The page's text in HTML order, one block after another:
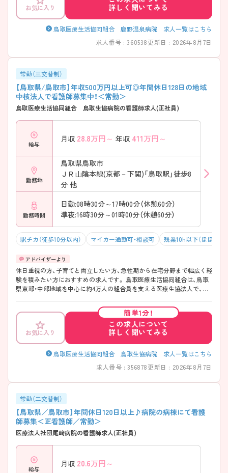
手当など福利厚生が充実しており、育児休業・介護休業・看護休暇の取得
実績もあります。 病棟・外来・手術室・透析室・訪問看護と幅広い配属先が
あり、ご家庭の事情による夜勤回数や働き方の相談にも柔軟に対応して
お気に入り
詳しく聞いてみる
鳥取医療生活協同組合 鹿野温泉病院 求人一覧はこちら
求人番号 : 360538更新日 : 2026年8月7日
常勤（三交替制）
【鳥取県/鳥取市】年収500万円以上可◎年間休日128日の地域
中核法人で看護師募集中！＜常勤＞
鳥取医療生活協同組合 鳥取生協病院の看護師求人(正社員)
給与
月収 28.8万円～ 年収 411万円～
勤務地
鳥取県鳥取市
ＪＲ山陰本線(京都－下関)「鳥取駅」徒歩8
分 他
勤務時間
日勤:08時30分～17時00分（休憩60分）
準夜:16時30分～01時00分（休憩60分）
駅チカ（徒歩10分以内） マイカー通勤可・相談可 残業10h以下（ほぼなし）
休日重視の方、子育てと両立したい方、急性期から在宅分野まで幅広く経
験を積みたい方におすすめの求人です。 鳥取医療生活協同組合は、鳥取
県東部・中部地域を中心に約4万人の組合員を支える医療生協法人で、病
療まで一貫して関わることができるため、多様なキャリア形成が可能で
す。 年間休日は128日と非常に多く、月平均残業時間も5時間程度と少な
めです（2026年7月確認時点）。また、単身寮や院内保育所、住宅手当・家族
手当など福利厚生が充実しており、育児休業・介護休業・看護休暇の取得
実績もあります。 病棟・外来・手術室・透析室・訪問看護と幅広い配属先が
あり、ご家庭の事情による夜勤回数や働き方の相談にも柔軟に対応して
お気に入り
簡単1分！
この求人について
詳しく聞いてみる
鳥取医療生活協同組合 鳥取生協病院 求人一覧はこちら
求人番号 : 356878更新日 : 2026年8月7日
常勤（二交替制）
【鳥取県／鳥取市】年間休日120日以上♪病院の病棟にて看護
師募集＜正看護師／常勤＞
医療法人社団尾﨑病院の看護師求人(正社員)
給与
月収 20.6万円～